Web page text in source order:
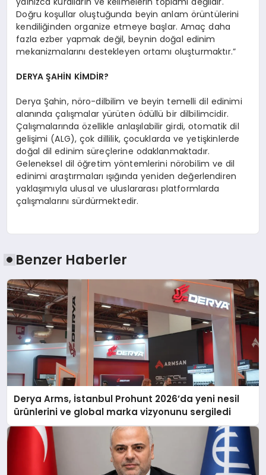
Doğru koşullar oluştuğunda beyin anlam örüntülerini
kendiliğinden organize etmeye başlar. Amaç daha
fazla ezber yapmak değil, beynin doğal edinim
mekanizmalarını destekleyen ortamı oluşturmaktır.”
DERYA ŞAHİN KİMDİR?
Derya Şahin, nöro-dilbilim ve beyin temelli dil edinimi
alanında çalışmalar yürüten ödüllü bir dilbilimcidir.
Çalışmalarında özellikle anlaşılabilir girdi, otomatik dil
gelişimi (ALG), çok dillilik, çocuklarda ve yetişkinlerde
doğal dil edinim süreçlerine odaklanmaktadır.
Geleneksel dil öğretim yöntemlerini nörobilim ve dil
edinimi araştırmaları ışığında yeniden değerlendiren
yaklaşımıyla ulusal ve uluslararası platformlarda
çalışmalarını sürdürmektedir.
Benzer Haberler
Derya Arms, İstanbul Prohunt 2026’da yeni nesil
ürünlerini ve global marka vizyonunu sergiledi